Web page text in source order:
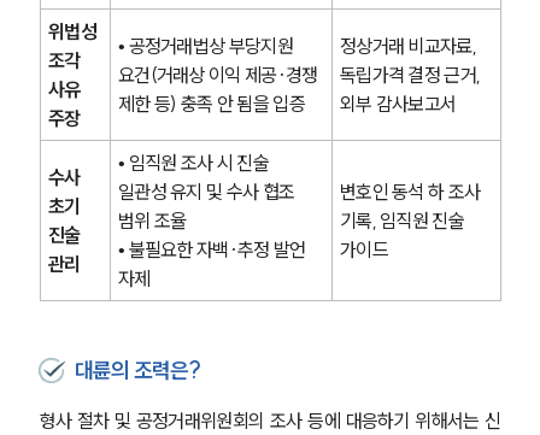
위법성
조각
사유
주장
• 공정거래법상 부당지원
요건(거래상 이익 제공·경쟁
제한 등) 충족 안 됨을 입증
정상거래 비교자료,
독립가격 결정 근거,
외부 감사보고서
수사
초기
진술
관리
• 임직원 조사 시 진술
일관성 유지 및 수사 협조
범위 조율
• 불필요한 자백·추정 발언
자제
변호인 동석 하 조사
기록, 임직원 진술
가이드
대륜의 조력은?
형사 절차 및 공정거래위원회의 조사 등에 대응하기 위해서는 신